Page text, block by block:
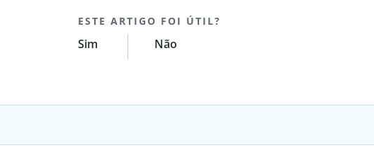
ESTE ARTIGO FOI ÚTIL?
Sim Não